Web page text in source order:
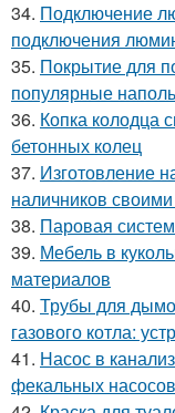
34. Подключение
подключения
35. Покрытие для
популярные
36. Копка колодца
бетонных колец
37. Изготовление
наличников
38. Паровая
39. Мебель в
материалов
40. Трубы для
газового котла:
41. Насос в
фекальных насосов